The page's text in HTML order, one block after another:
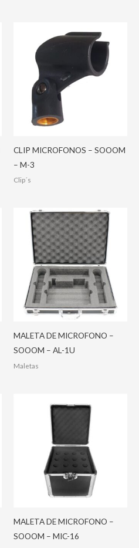
CLIP MICROFONOS – SOOOM
– M-3
Clip´s
MALETA DE MICROFONO –
SOOOM – AL-1U
Maletas
MALETA DE MICROFONO –
SOOOM – MIC-16